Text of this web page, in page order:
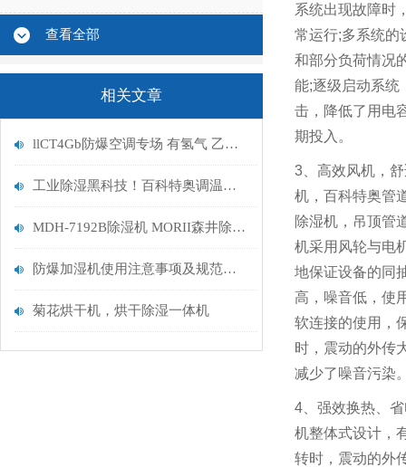
查看全部
相关文章
llCT4Gb防爆空调专场 有氢气 乙炔 二硫化碳的场所
工业除湿黑科技！百科特奥调温除湿机CFZ-7/S如何破解高精度环境控制难题？
MDH-7192B除湿机 MORII森井除湿机新款参数
防爆加湿机使用注意事项及规范指南
菊花烘干机，烘干除湿一体机
系统出现故障时
常运行;多系统的
和部分负荷情况
能;逐级启动系统
击，降低了用电
期投入。
3 、高效风机，
机，百科特奥管
除湿机，吊顶管
机采用风轮与电
地保证设备的同
高，噪音低，使
软连接的使用，
时，震动的外传
减少了噪音污染
4、强效换热、
机整体式设计，
转时，震动的外